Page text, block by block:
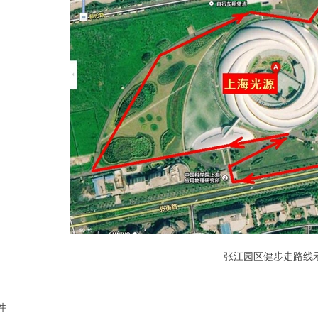
张江园区健步走路线